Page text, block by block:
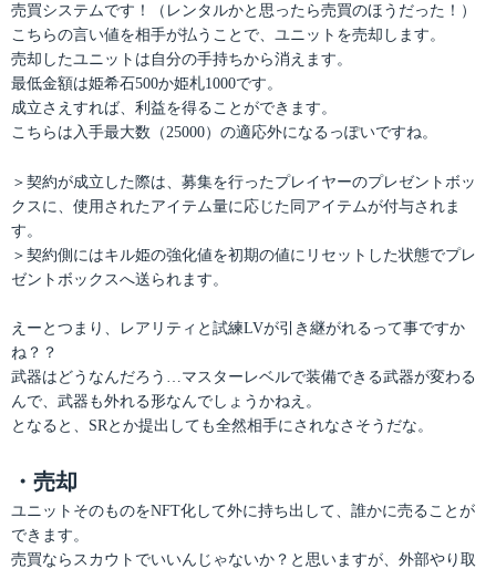
売買システムです！（レンタルかと思ったら売買のほうだった！）
こちらの言い値を相手が払うことで、ユニットを売却します。
売却したユニットは自分の手持ちから消えます。
最低金額は姫希石500か姫札1000です。
成立さえすれば、利益を得ることができます。
こちらは入手最大数（25000）の適応外になるっぽいですね。
＞契約が成立した際は、募集を行ったプレイヤーのプレゼントボッ
クスに、使用されたアイテム量に応じた同アイテムが付与されま
す。
＞契約側にはキル姫の強化値を初期の値にリセットした状態でプレ
ゼントボックスへ送られます。
えーとつまり、レアリティと試練LVが引き継がれるって事ですか
ね？？
武器はどうなんだろう…マスターレベルで装備できる武器が変わる
んで、武器も外れる形なんでしょうかねえ。
となると、SRとか提出しても全然相手にされなさそうだな。
・売却
ユニットそのものをNFT化して外に持ち出して、誰かに売ることが
できます。
売買ならスカウトでいいんじゃないか？と思いますが、外部やり取